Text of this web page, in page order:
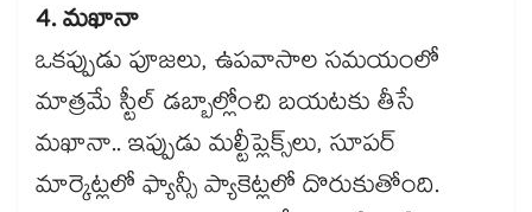
4. మఖానా
ఒకప్పుడు పూజలు, ఉపవాసాల సమయంలో
మాత్రమే స్టీల్ డబ్బాల్లోంచి బయటకు తీసే
మఖానా.. ఇప్పుడు మల్టీప్లెక్స్‌లు, సూపర్
మార్కెట్లలో ఫ్యాన్సీ ప్యాకెట్లలో దొరుకుతోంది.